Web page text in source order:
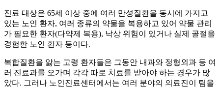
진료 대상은 65세 이상 중에 여러 만성질환을 동시에 가지고
있는 노인 환자, 여러 종류의 약물을 복용하고 있어 약물 관리
가 필요한 환자(다약제 복용), 낙상 위험이 있거나 실제 골절을
경험한 노인 환자 등이다.
복합질환을 앓는 고령 환자들은 그동안 내과와 정형외과 등 여
러 진료과를 오가며 각각 따로 치료를 받아야 하는 경우가 많
았다. 그러나 노인진료센터에서는 여러 분야의 의료진이 팀을